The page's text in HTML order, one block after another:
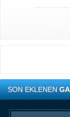
SON EKLENEN